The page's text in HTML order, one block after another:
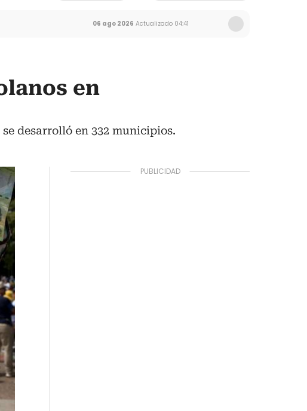
06 ago 2026 Actualizado 04:41
en
desarrolló en 332 municipios.